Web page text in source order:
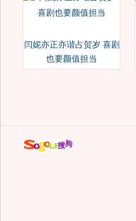
闫妮亦正亦谐占贺岁 喜剧
也要颜值担当